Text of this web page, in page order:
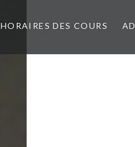
HORAIRES DES COURS